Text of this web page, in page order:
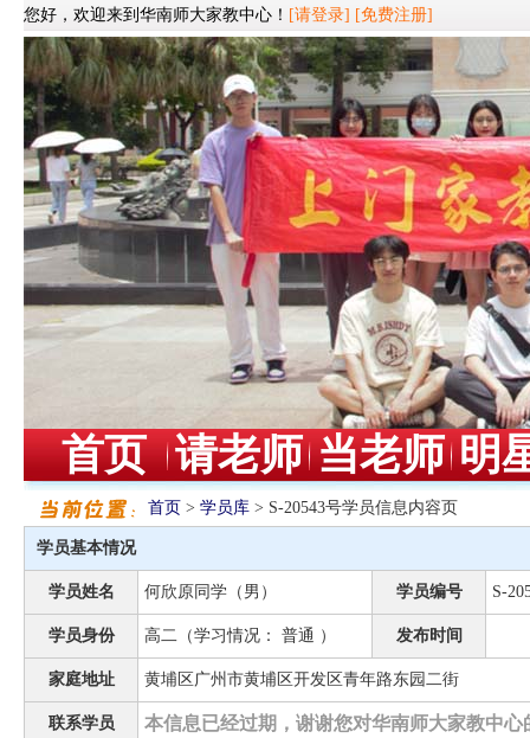
您好，欢迎来到华南师大家教中心！ [请登录] [免费注册]
首页 请老师 当老师 明
首页 > 学员库 > S-20543号学员信息内容页
学员基本情况
学员姓名 何欣原同学（男） 学员编号 S-
学员身份 高二（学习情况： 普通 ） 发布时间
家庭地址 黄埔区广州市黄埔区开发区青年路东园二街
联系学员 本信息已经过期，谢谢您对华南师大家教中心